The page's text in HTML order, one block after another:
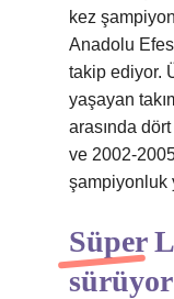
kez
Anadolu
takip ediyor.
yaşayan
arasında
ve 2002-
şampiyonluk
Süper